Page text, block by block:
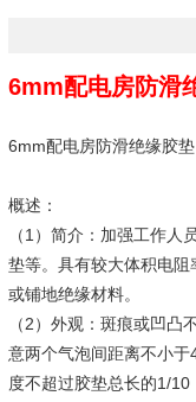
6mm配电房防滑
6mm配电房防滑绝缘胶垫
概述：
（1）简介：加强工作
垫等。具有较大体积电
或铺地绝缘材料。
（2）外观：斑痕或凹
意两个气泡间距离不小
度不超过胶垫总长的1/10